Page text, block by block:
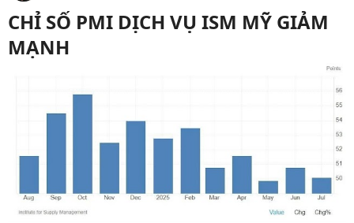
CHỈ SỐ PMI DỊCH VỤ ISM MỸ GIẢM
MẠNH